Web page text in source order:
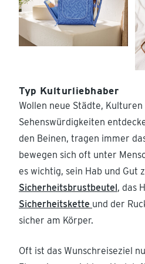
Typ Kulturliebhaber
Wollen neue Städte, Kulturen
Sehenswürdigkeiten
den Beinen, tragen immer
bewegen sich oft unter
es wichtig, sein Hab und Gut
Sicherheitsbrustbeutel, das
Sicherheitskette und der
sicher am Körper.
Oft ist das Wunschreiseziel